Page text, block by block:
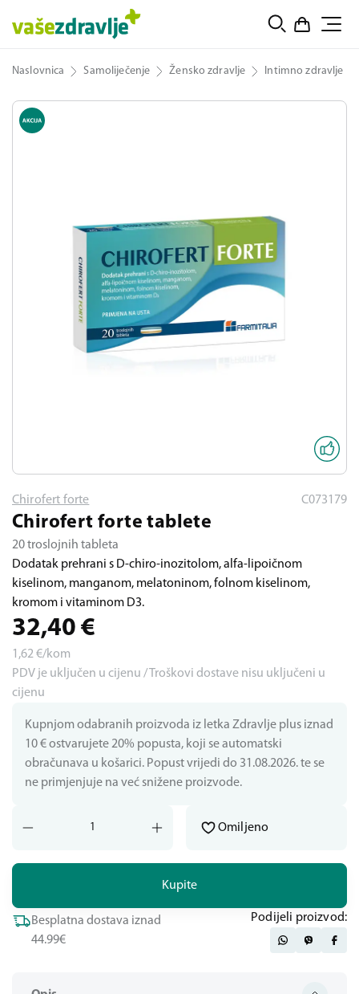
Naslovnica Samoliječenje Žensko zdravlje Intimno zdravlje
Chirofert forte C073179
Chirofert forte tablete
20 troslojnih tableta
Dodatak prehrani s D-chiro-inozitolom, alfa-lipoičnom
kiselinom, manganom, melatoninom, folnom kiselinom,
kromom i vitaminom D3.
32,40 €
1,62€/kom
PDV je uključen u cijenu / Troškovi dostave nisu uključeni u
cijenu
Kupnjom odabranih proizvoda iz letka Zdravlje plus iznad
10 € ostvarujete 20% popusta, koji se automatski
obračunava u košarici. Popust vrijedi do 31.08.2026. te se
ne primjenjuje na već snižene proizvode.
Kupite
Omiljeno
Besplatna dostava iznad
44.99€
Podijeli proizvod: